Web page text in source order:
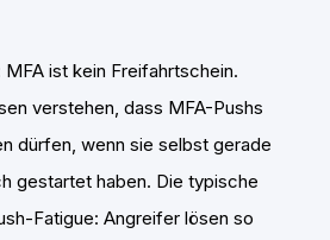
ist kein Freifahrtschein.
verstehen, dass MFA-Pushs
dürfen, wenn sie selbst gerade
gestartet haben. Die typische
Fatigue: Angreifer lösen so